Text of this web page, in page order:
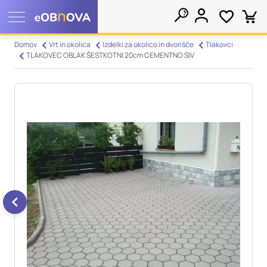
Domov Vrt in okolica Izdelki za okolico in dvorišče
Tlakovci
TLAKOVEC OBLAK ŠESTKOTNI 20cm CEMENTNO SIV
Nastavitve piškotkov
piškotkov. Te informacije se lahko navezujejo na vas, vaše
nastavitve, vašo napravo ali pa skrbijo, da vaše spletno mesto
deluje v skladu z vašimi pričakovanji. Te informacije običajno
ne razkrivajo neposredno vaše identitete, vendar vam lahko
zagotovijo bolj prilagojeno spletno uporabniško izkušnjo.
Nekatere vrste piškotkov lahko zavrnete. Klikajte različna
imena kategorij, da si ogledate več informacij in spremenite
privzete nastavitve. Blokiranje določenih vrst piškotkov vpliva
na vašo uporabo tega spletnega mesta in naše storitve.Več
informacij
Obvezni piškotki
Vedno aktivni